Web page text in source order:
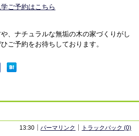
ご予約はこちら
、ナチュラルな無垢の木の家づくりがし
ご予約をお待ちしております。
13:30 パーマリンク トラックバック (0)